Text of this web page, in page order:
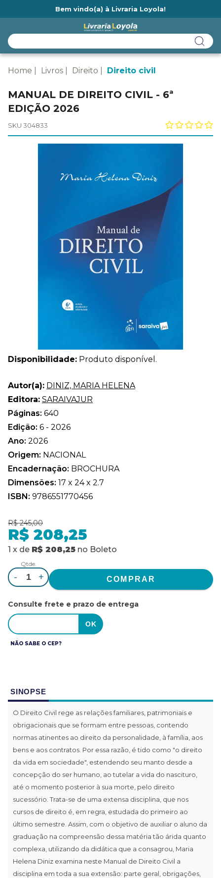
Bem vindo(a) à Livraria Loyola!
Home Livros Direito Direito civil
MANUAL DE DIREITO CIVIL - 6ª
EDIÇÃO 2026
SKU 304833
Disponibilidade: Produto disponível.
Autor(a): DINIZ, MARIA HELENA
Editora: SARAIVAJUR
Páginas: 640
Edição: 6 - 2026
Ano: 2026
Origem: NACIONAL
Encadernação: BROCHURA
Dimensões: 17 x 24 x 2.7
ISBN: 9786551770456
R$ 245,00
R$ 208,25
1 x de R$ 208,25 no Boleto
Qtde.
- +
Consulte frete e prazo de entrega
NÃO SABE O CEP?
SINOPSE
O Direito Civil rege as relações familiares, patrimoniais e
obrigacionais que se formam entre pessoas, contendo
normas atinentes ao direito da personalidade, à família, aos
bens e aos contratos. Por essa razão, é tido como "o direito
da vida em sociedade", estendendo seu manto desde a
concepção do ser humano, ao tutelar a vida do nascituro,
até o momento posterior à sua morte, pelo direito
sucessório. Trata-se de uma extensa disciplina, que nos
cursos de direito é, em regra, estudada do primeiro ao
último semestre. Assim, com o objetivo de auxiliar o aluno da
graduação na compreensão dessa matéria tão árida quanto
complexa, utilizando da didática que a consagrou, Maria
Helena Diniz examina neste Manual de Direito Civil a
disciplina em toda a sua extensão: parte geral, obrigações,